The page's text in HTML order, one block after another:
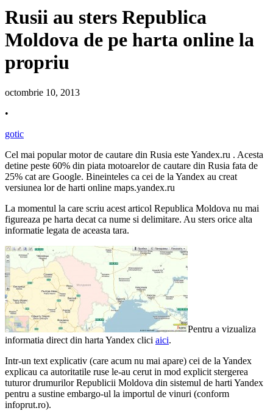
Rusii au sters Republica
Moldova de pe harta online la
propriu
octombrie 10, 2013
•
gotic
Cel mai popular motor de cautare din Rusia este Yandex.ru . Acesta
detine peste 60% din piata motoarelor de cautare din Rusia fata de
25% cat are Google. Bineinteles ca cei de la Yandex au creat
versiunea lor de harti online maps.yandex.ru
La momentul la care scriu acest articol Republica Moldova nu mai
figureaza pe harta decat ca nume si delimitare. Au sters orice alta
informatie legata de aceasta tara.
Pentru a vizualiza
informatia direct din harta Yandex clici aici.
Intr-un text explicativ (care acum nu mai apare) cei de la Yandex
explicau ca autoritatile ruse le-au cerut in mod explicit stergerea
tuturor drumurilor Republicii Moldova din sistemul de harti Yandex
pentru a sustine embargo-ul la importul de vinuri (conform
infoprut.ro).